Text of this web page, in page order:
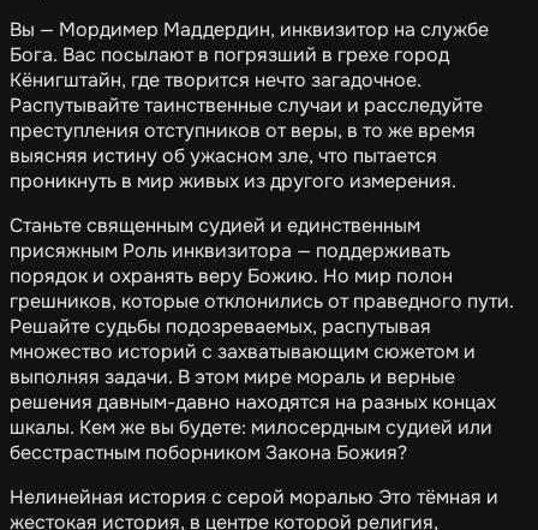
Вы — Мордимер Маддердин, инквизитор на службе
Бога. Вас посылают в погрязший в грехе город
Кёнигштайн, где творится нечто загадочное.
Распутывайте таинственные случаи и расследуйте
преступления отступников от веры, в то же время
выясняя истину об ужасном зле, что пытается
проникнуть в мир живых из другого измерения.
Станьте священным судией и единственным
присяжным Роль инквизитора — поддерживать
порядок и охранять веру Божию. Но мир полон
грешников, которые отклонились от праведного пути.
Решайте судьбы подозреваемых, распутывая
множество историй с захватывающим сюжетом и
выполняя задачи. В этом мире мораль и верные
решения давным-давно находятся на разных концах
шкалы. Кем же вы будете: милосердным судией или
бесстрастным поборником Закона Божия?
Нелинейная история с серой моралью Это тёмная и
жестокая история, в центре которой религия,